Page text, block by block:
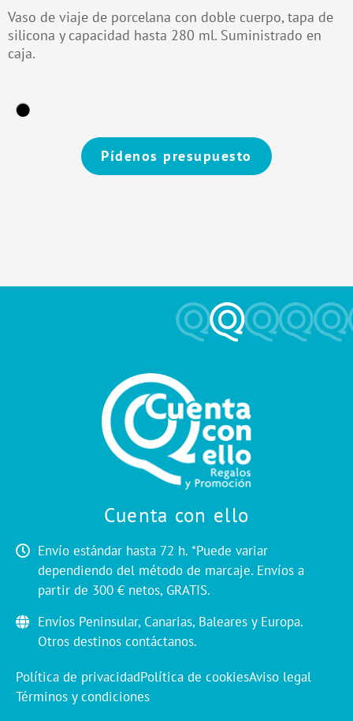
Vaso de viaje de porcelana con doble cuerpo, tapa de
silicona y capacidad hasta 280 ml. Suministrado en
caja.
Pídenos presupuesto
Cuenta con ello
Envío estándar hasta 72 h. *Puede variar
dependiendo del método de marcaje. Envíos a
partir de 300 € netos, GRATIS.
Envíos Peninsular, Canarias, Baleares y Europa.
Otros destinos contáctanos.
Política de privacidadPolítica de cookiesAviso legal
Términos y condiciones